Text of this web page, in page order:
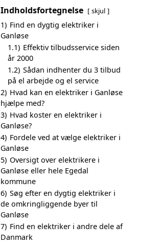
Indholdsfortegnelse skjul
1) Find en dygtig elektriker i
Ganløse
1.1) Effektiv tilbudsservice siden
år 2000
1.2) Sådan indhenter du 3 tilbud
på el arbejde og el service
2) Hvad kan en elektriker i Ganløse
hjælpe med?
3) Hvad koster en elektriker i
Ganløse?
4) Fordele ved at vælge elektriker i
Ganløse
5) Oversigt over elektrikere i
Ganløse eller hele Egedal
kommune
6) Søg efter en dygtig elektriker i
de omkringliggende byer til
Ganløse
7) Find en elektriker i andre dele af
Danmark